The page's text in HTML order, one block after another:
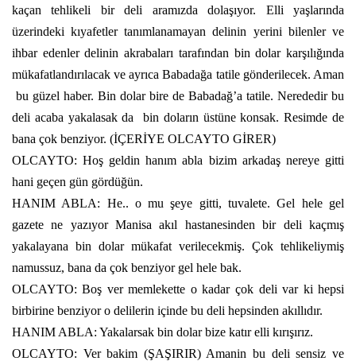
kaçan tehlikeli bir deli aramızda dolaşıyor. Elli yaşlarında
üzerindeki kıyafetler tanımlanamayan delinin yerini bilenler ve
ihbar edenler delinin akrabaları tarafından bin dolar karşılığında
mükafatlandırılacak ve ayrıca Babadağa tatile gönderilecek. Aman
bu güzel haber. Bin dolar bire de Babadağ’a tatile. Nerededir bu
deli acaba yakalasak da
bin doların üstüne konsak. Resimde de
bana çok benziyor. (İÇERİYE OLCAYTO GİRER)
OLCAYTO: Hoş geldin hanım abla bizim arkadaş nereye gitti
hani geçen gün gördüğün.
HANIM ABLA: He.. o mu şeye gitti, tuvalete. Gel hele gel
gazete ne yazıyor Manisa akıl hastanesinden bir deli kaçmış
yakalayana bin dolar mükafat verilecekmiş. Çok tehlikeliymiş
namussuz, bana da çok benziyor gel hele bak.
OLCAYTO: Boş ver memlekette o kadar çok deli var ki hepsi
birbirine benziyor o delilerin içinde bu deli hepsinden akıllıdır.
HANIM ABLA: Yakalarsak bin dolar bize katır elli kırışırız.
OLCAYTO: Ver bakim (ŞAŞIRIR) Amanin bu deli sensiz ve